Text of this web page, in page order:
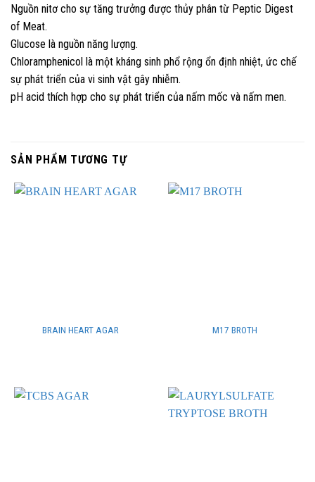
Nguồn nitơ cho sự tăng trưởng được thủy phân từ Peptic Digest
of Meat.
Glucose là nguồn năng lượng.
Chloramphenicol là một kháng sinh phổ rộng ổn định nhiệt, ức chế
sự phát triển của vi sinh vật gây nhiễm.
pH acid thích hợp cho sự phát triển của nấm mốc và nấm men.
SẢN PHẨM TƯƠNG TỰ
BRAIN HEART AGAR M17 BROTH